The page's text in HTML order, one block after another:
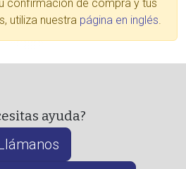
confirmación de compra y tus
utiliza nuestra página en inglés.
ayuda?